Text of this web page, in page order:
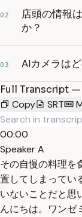
02
店頭の情報
か？
03 AIカメラは
Full Transcript —
Copy
SRT
00:00
Speaker A
その自慢の料理を
置してしまってい
いないことだと思
んにちは。ワンゼ